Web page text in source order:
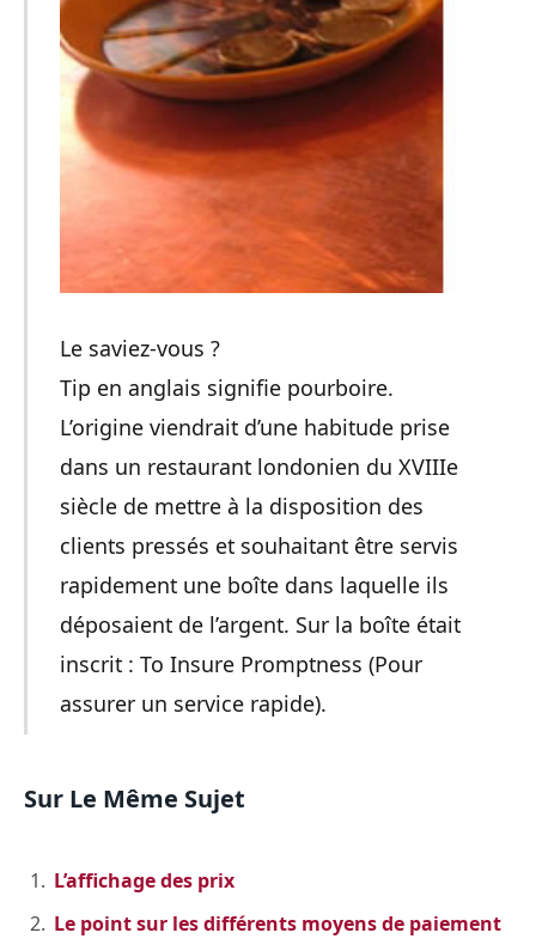
Le saviez-vous ?
Tip en anglais signifie pourboire.
L’origine viendrait d’une habitude prise
dans un restaurant londonien du XVIIIe
siècle de mettre à la disposition des
clients pressés et souhaitant être servis
rapidement une boîte dans laquelle ils
déposaient de l’argent. Sur la boîte était
inscrit : To Insure Promptness (Pour
assurer un service rapide).
Sur Le Même Sujet
L’affichage des prix
Le point sur les différents moyens de paiement